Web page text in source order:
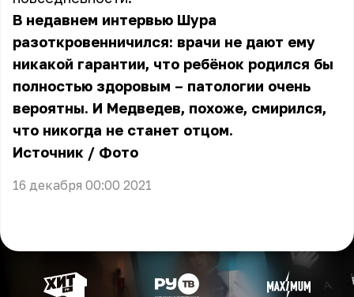
В недавнем интервью Шура
разоткровенничился: врачи не дают ему
никакой гарантии, что ребёнок родился бы
полностью здоровым – патологии очень
вероятны. И Медведев, похоже, смирился,
что никогда не станет отцом.
Источник / Фото
16 декабря 00:00 2021